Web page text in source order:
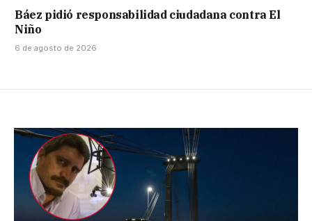
Báez pidió responsabilidad ciudadana contra El
Niño
6 de agosto de 2026